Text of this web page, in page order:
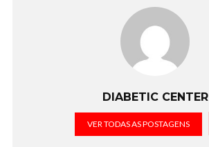
DIABETIC CENTER
VER TODAS AS POSTAGENS